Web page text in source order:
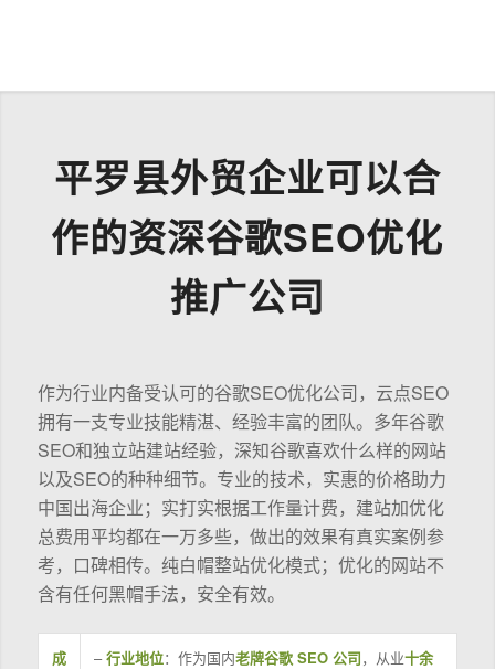
平罗县外贸企业可以合
作的资深谷歌SEO优化
推广公司
作为行业内备受认可的谷歌SEO优化公司，云点SEO
拥有一支专业技能精湛、经验丰富的团队。多年谷歌
SEO和独立站建站经验，深知谷歌喜欢什么样的网站
以及SEO的种种细节。专业的技术，实惠的价格助力
中国出海企业；实打实根据工作量计费，建站加优化
总费用平均都在一万多些，做出的效果有真实案例参
考，口碑相传。纯白帽整站优化模式；优化的网站不
含有任何黑帽手法，安全有效。
成
–行业地位：作为国内老牌谷歌 SEO 公司，从业十余